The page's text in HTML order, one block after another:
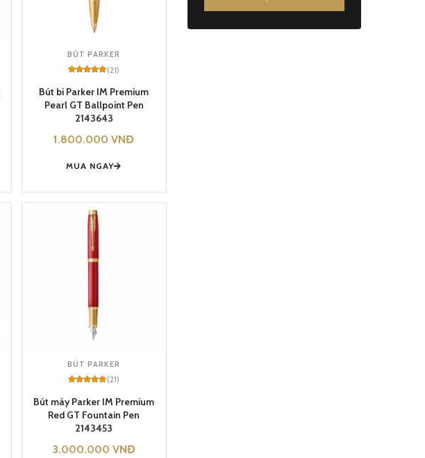
BÚT PARKER
out of 5
based on
customer
(21)
Bút bi Parker IM Premium
Pearl GT Ballpoint Pen
2143643
1.800.000VNĐ
MUA NGAY
BÚT PARKER
out of 5
based on
customer
(21)
Bút máy Parker IM Premium
Red GT Fountain Pen
2143453
3.000.000 VNĐ